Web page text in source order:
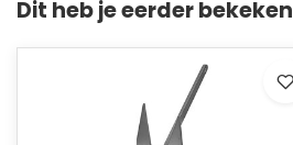
Dit heb je eerder bekeken